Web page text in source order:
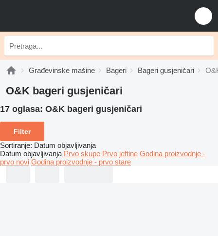
Građevinske mašine Bageri Bageri gusjeničari
O&K bageri gusjeničari
17 oglasa: O&K bageri gusjeničari
Filter
Sortiranje: Datum objavljivanja
Datum objavljivanja Prvo skupe Prvo jeftine Godina proizvodnje -
prvo novi Godina proizvodnje - prvo stare